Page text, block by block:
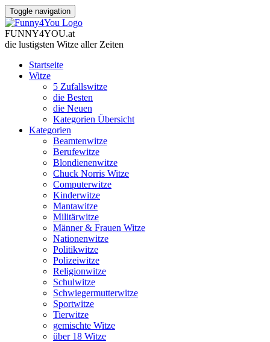
Toggle navigation
FUNNY4YOU.at
die lustigsten Witze aller Zeiten
Startseite
Witze
5 Zufallswitze
die Besten
die Neuen
Kategorien Übersicht
Kategorien
Beamtenwitze
Berufewitze
Blondienenwitze
Chuck Norris Witze
Computerwitze
Kinderwitze
Mantawitze
Militärwitze
Männer & Frauen Witze
Nationenwitze
Politikwitze
Polizeiwitze
Religionwitze
Schulwitze
Schwiegermutterwitze
Sportwitze
Tierwitze
gemischte Witze
über 18 Witze